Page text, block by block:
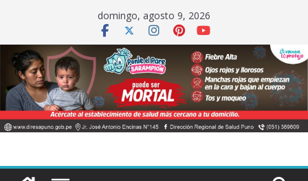
contenido
domingo, agosto 9, 2026